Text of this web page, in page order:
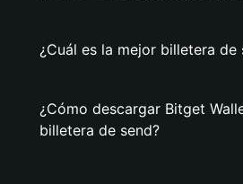
¿Cuál es la mejor billetera de
¿Cómo descargar Bitget
billetera de send?